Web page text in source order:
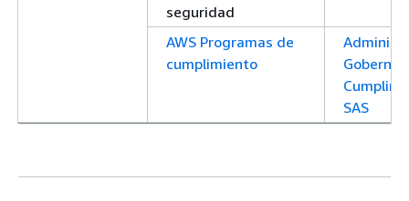
seguridad
AWS Programas de
cumplimiento
SAS